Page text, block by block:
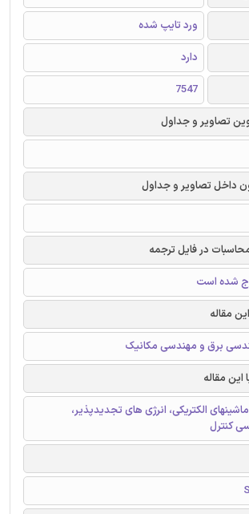
ورد تایپ شده
دارد
7547
تصاویر و جداول
داخل تصاویر و جداول
در فایل ترجمه
شده است
مقاله
برق و مهندسی مکانیک
مقاله
الکتریکی، انرژی های تجدیدپذیر،
کنترل